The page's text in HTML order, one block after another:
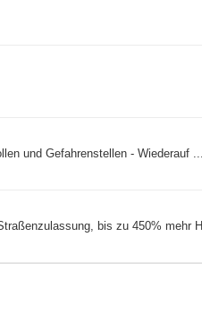
und Gefahrenstellen - Wiederauf ...
bis zu 450% mehr